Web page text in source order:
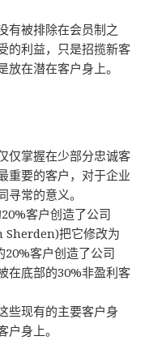
有被排除在会员制之
的利益，只是招揽新客
在潜在客户身上。
仅掌握在少部分忠诚客
重要的客户，对于企业
常的意义。
客户创造了公司
Sherden)把它修改为
20%客户创造了公司
在底部的30%非盈利客
些现有的主要客户身
户身上。